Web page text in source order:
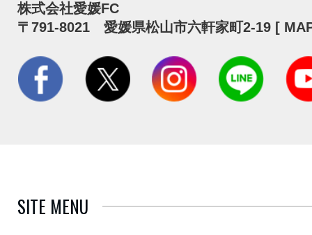
株式会社愛媛FC
〒791-8021 愛媛県松山市六軒家町2-19 [
SITE MENU